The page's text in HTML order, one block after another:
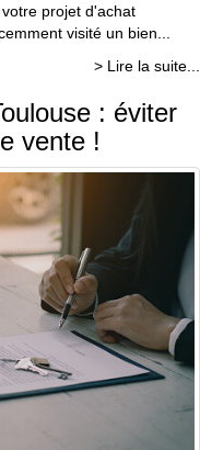
projet d'achat
visité un bien...
> Lire la suite...
: éviter
vente !